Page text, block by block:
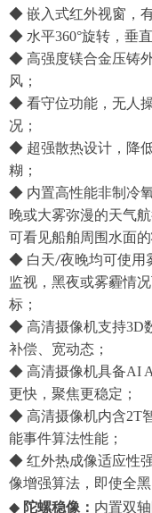
◆ 嵌入式红外视窗，
◆ 水平360°旋转 ， 垂直
◆ 高强度镁合金压铸
风；
◆ 看守位功能，无人
况；
◆ 超强散热设计，降
糊；
◆ 内置高性能非制冷
晚或大雾弥漫的天气
可看见船舶周围 水面
◆ 白天/夜晚均可使用
监视，黑夜或雾霾情
标；
◆ 高清摄像机支持3D
补偿、宽动态；
◆ 高清摄像机具备AI
更快，聚焦更稳定；
◆ 高清摄像机内含2T
能事件算法性能；
◆ 红外热成像适应性
像增强算法， 即使全
◆ 陀螺稳像： 内置双轴